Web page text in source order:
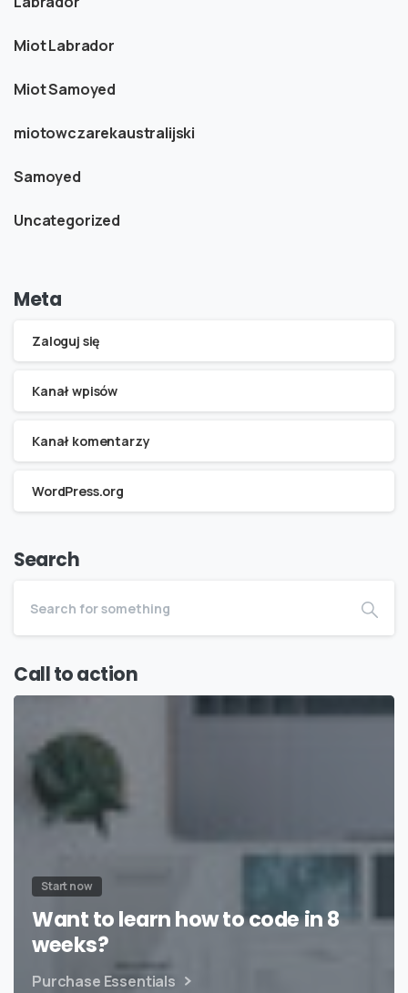
Miot Labrador
Miot Samoyed
miotowczarekaustralijski
Samoyed
Uncategorized
Meta
Zaloguj się
Kanał wpisów
Kanał komentarzy
WordPress.org
Search
Call to action
Start now
Want to learn how to code in 8
weeks?
Purchase Essentials